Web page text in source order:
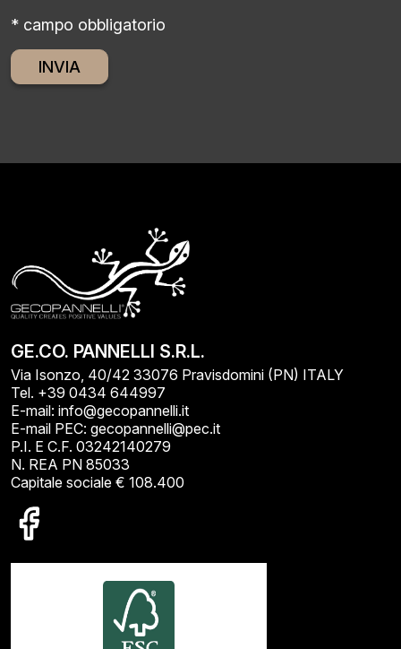
* campo obbligatorio
GE.CO. PANNELLI S.R.L.
Via Isonzo, 40/42 33076 Pravisdomini (PN) ITALY
Tel. +39 0434 644997
E-mail: info@gecopannelli.it
E-mail PEC: gecopannelli@pec.it
P.I. E C.F. 03242140279
N. REA PN 85033
Capitale sociale € 108.400